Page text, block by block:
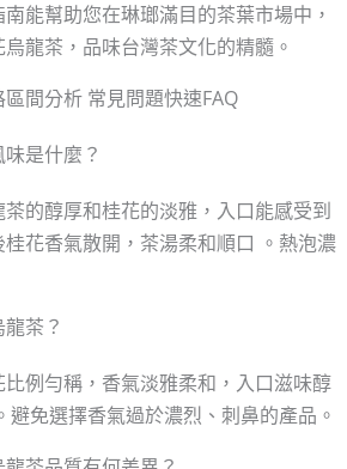
能幫助您在琳瑯滿目的茶葉市場中，
龍茶，品味台灣茶文化的精髓。
間分析 常見問題快速FAQ
是什麼？
的醇厚和桂花的淡雅，入口能感受到
花香氣散開，茶湯柔和順口 。熱泡濃
茶？
例勻稱，香氣淡雅柔和，入口滋味醇
避免選擇香氣過於濃烈、刺鼻的產品。